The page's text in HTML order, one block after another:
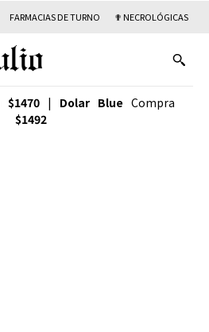
FARMACIAS DE TURNO ✟ NECROLÓGICAS
$1470 | Dolar Blue Compra
$1492